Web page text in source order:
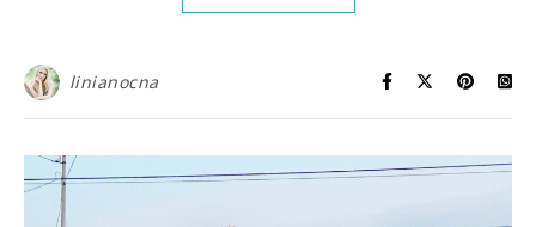
linianocna